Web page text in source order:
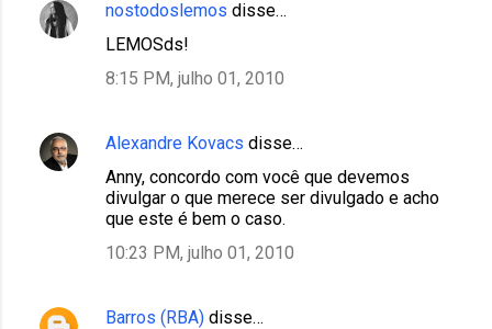
nostodoslemos disse…
LEMOSds!
8:15 PM, julho 01, 2010
Alexandre Kovacs disse…
Anny, concordo com você que devemos
divulgar o que merece ser divulgado e acho
que este é bem o caso.
10:23 PM, julho 01, 2010
Barros (RBA) disse…